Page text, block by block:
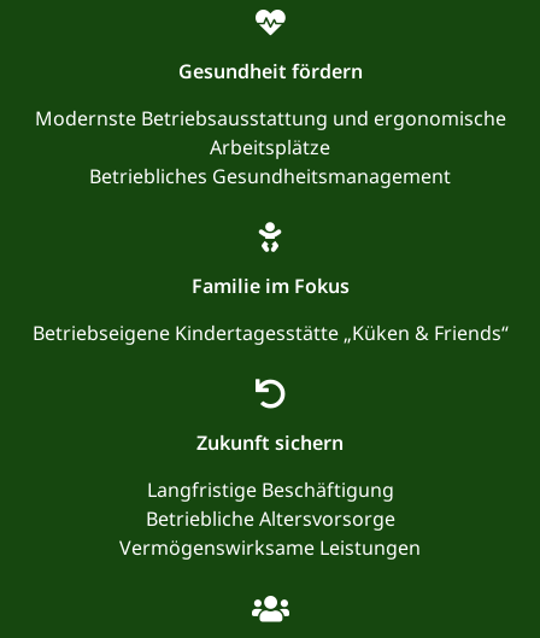
Gesundheit fördern
Modernste Betriebsausstattung und ergonomische
Arbeitsplätze
Betriebliches Gesundheitsmanagement
Familie im Fokus
Betriebseigene Kindertagesstätte „Küken & Friends“
Zukunft sichern
Langfristige Beschäftigung
Betriebliche Altersvorsorge
Vermögenswirksame Leistungen